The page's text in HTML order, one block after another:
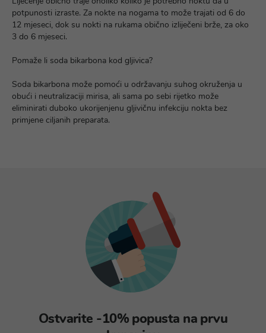
potpunosti izraste. Za nokte na nogama to može trajati od 6 do
12 mjeseci, dok su nokti na rukama obično izliječeni brže, za oko
3 do 6 mjeseci.
Pomaže li soda bikarbona kod gljivica?
Soda bikarbona može pomoći u održavanju suhog okruženja u
obući i neutralizaciji mirisa, ali sama po sebi rijetko može
eliminirati duboko ukorijenjenu gljivičnu infekciju nokta bez
primjene ciljanih preparata.
Ostvarite -10% popusta na prvu